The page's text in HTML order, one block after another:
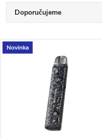
Ř
a
Doporučujeme
Nejdražší
Nejprodávanější
V
Novinka